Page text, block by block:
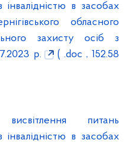
інвалідністю в засобах
обласного
захисту осіб з
р.
( .doc , 152.58
питань
інвалідністю в засобах